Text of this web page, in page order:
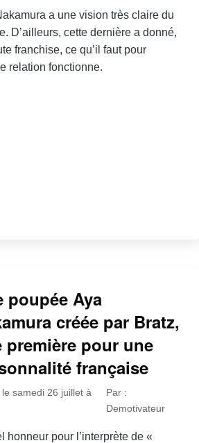
a une vision très claire du
D’ailleurs, cette dernière a donné,
franchise, ce qu’il faut pour
relation fonctionne.
poupée Aya
créée par Bratz,
première pour une
française
le samedi 26 juillet à
Par :
Demotivateur
honneur pour l’interprète de «